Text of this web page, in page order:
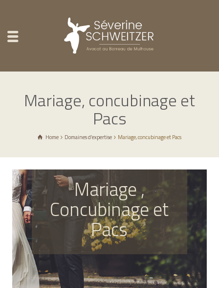
Mariage, concubinage et
Pacs
Home Domaines d’expertise Mariage, concubinage et Pacs
Mariage ,
Concubinage et
Pacs